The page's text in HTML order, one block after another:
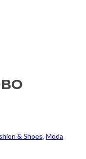
& Shoes, Moda